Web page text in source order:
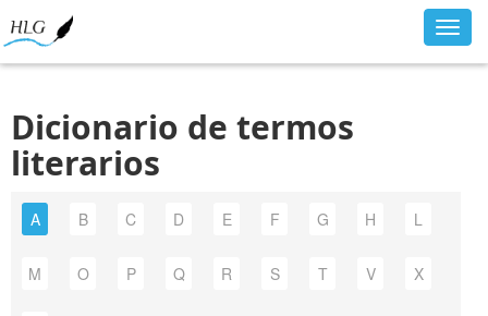
Dicionario de termos
literarios
A B C D E F G H L
M O P Q R S T V X